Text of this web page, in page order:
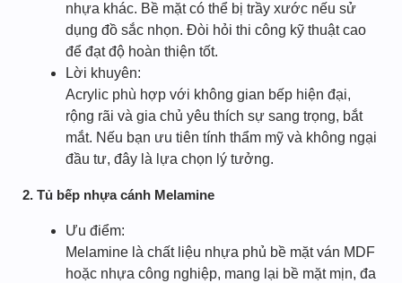
nhựa khác. Bề mặt có thể bị trầy xước nếu sử
dụng đồ sắc nhọn. Đòi hỏi thi công kỹ thuật cao
để đạt độ hoàn thiện tốt.
Lời khuyên:
Acrylic phù hợp với không gian bếp hiện đại,
rộng rãi và gia chủ yêu thích sự sang trọng, bắt
mắt. Nếu bạn ưu tiên tính thẩm mỹ và không ngại
đầu tư, đây là lựa chọn lý tưởng.
2. Tủ bếp nhựa cánh Melamine
Ưu điểm:
Melamine là chất liệu nhựa phủ bề mặt ván MDF
hoặc nhựa công nghiệp, mang lại bề mặt mịn, đa